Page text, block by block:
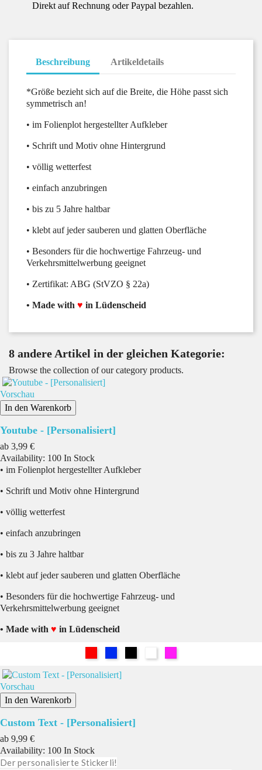
Direkt auf Rechnung oder Paypal bezahlen.
Beschreibung Artikeldetails
*Größe bezieht sich auf die Breite, die Höhe passt sich
symmetrisch an!
• im Folienplot hergestellter Aufkleber
• Schrift und Motiv ohne Hintergrund
• völlig wetterfest
• einfach anzubringen
• bis zu 5 Jahre haltbar
• klebt auf jeder sauberen und glatten Oberfläche
• Besonders für die hochwertige Fahrzeug- und
Verkehrsmittelwerbung geeignet
• Zertifikat: ABG (StVZO § 22a)
• Made with ♥ in Lüdenscheid
8 andere Artikel in der gleichen Kategorie:
Browse the collection of our category products.
Vorschau
In den Warenkorb
Youtube - [Personalisiert]
ab Preis
3,99 €
Availability: 100 In Stock
• im Folienplot hergestellter Aufkleber
• Schrift und Motiv ohne Hintergrund
• völlig wetterfest
• einfach anzubringen
• bis zu 3 Jahre haltbar
• klebt auf jeder sauberen und glatten Oberfläche
• Besonders für die hochwertige Fahrzeug- und
Verkehrsmittelwerbung geeignet
• Made with ♥ in Lüdenscheid
Vorschau
In den Warenkorb
Custom Text - [Personalisiert]
ab Preis
9,99 €
Availability: 100 In Stock
Der personalisierte Stickerli!